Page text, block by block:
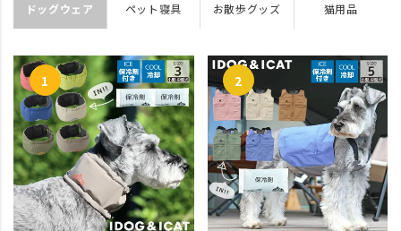
ドッグウェア ペット寝具 お散歩グッズ 猫用品